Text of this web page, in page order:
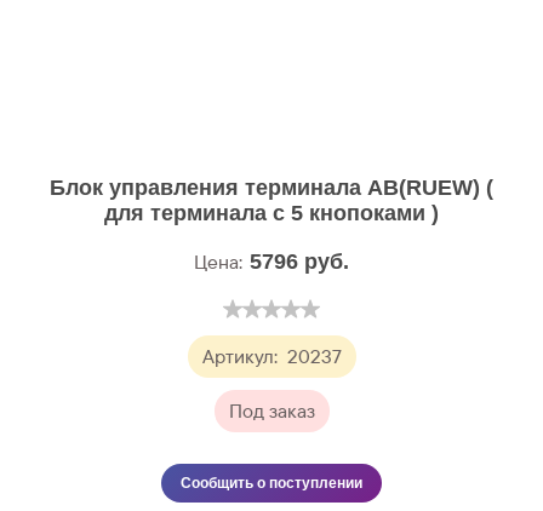
Блок управления терминала АB(RUEW) (
для терминала с 5 кнопоками )
Артикул: 20237
Под заказ
Цена: 5796 руб.
Сообщить о поступлении